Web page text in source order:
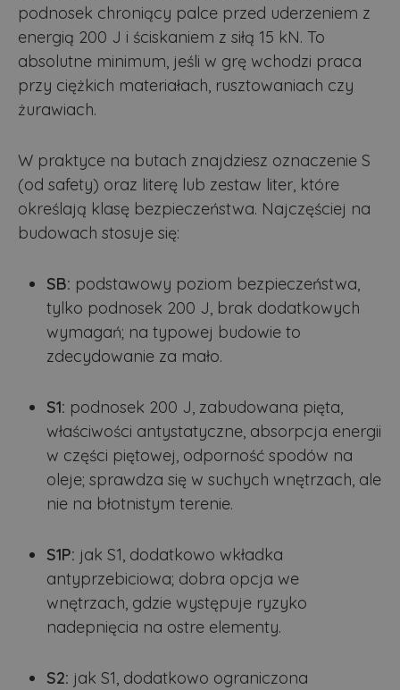
podnosek chroniący palce przed uderzeniem z
energią 200 J i ściskaniem z siłą 15 kN. To
absolutne minimum, jeśli w grę wchodzi praca
przy ciężkich materiałach, rusztowaniach czy
żurawiach.
W praktyce na butach znajdziesz oznaczenie S
(od safety) oraz literę lub zestaw liter, które
określają klasę bezpieczeństwa. Najczęściej na
budowach stosuje się:
SB: podstawowy poziom bezpieczeństwa,
tylko podnosek 200 J, brak dodatkowych
wymagań; na typowej budowie to
zdecydowanie za mało.
S1: podnosek 200 J, zabudowana pięta,
właściwości antystatyczne, absorpcja energii
w części piętowej, odporność spodów na
oleje; sprawdza się w suchych wnętrzach, ale
nie na błotnistym terenie.
S1P: jak S1, dodatkowo wkładka
antyprzebiciowa; dobra opcja we
wnętrzach, gdzie występuje ryzyko
nadepnięcia na ostre elementy.
S2: jak S1, dodatkowo ograniczona